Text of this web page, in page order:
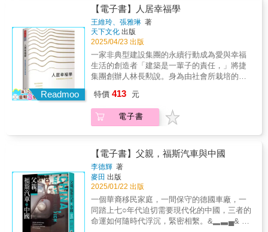
supply chains and build domestic chip
manufacturing capacity, understanding
TSMC's triumph is essential not just for
business leaders and technology enthusiasts,
but for anyone seeking to comprehend the
complex forces shaping our digital future.
increasingly turbulent waters of US–China
tensions while sustaining its remarkable
trajectory of innovation and growth?Chip
Champion takes readers inside the remarkable
story of TSMC's rise to global dominance.
Drawing on more than 30 years of extensive
interviews with industry insiders, employees,
unprecedented insight into how a Taiwanese
manufacturing pioneer transformed itself into
one of the world's most essential companies—
world scramble to secure semiconductor
supply chains and build domestic chip
manufacturing capacity, understanding
TSMC's triumph is essential not just for
business leaders and technology enthusiasts,
but for anyone seeking to comprehend the
complex forces shaping our digital future.
會過時。──阿洛．薩瑪 Alok Sama本書作者詳
實描寫了在摩根士丹利的職涯，以及在軟銀與
孫正義一同參與全球最知名科技公司的投資與
併購，包括：安謀、雅虎、輝達、TikTok、
Uber、T-Mobile、阿里巴巴和WeWork。▍在科
技領域流動的龐大資金，真能為我們帶來更美
好的繁榮願景？以成功與失敗為主軸，為讀者
展現豐富的業界秘辛、市場分析與商業洞見，
對許多知名的創業家有外界不曾見過的描繪，
人成長與反思，揭示科技投資的真實樣貌與背
後的人性戲碼。▍在觥籌交錯間，不可避免的
黑暗面我們也將追隨作者經歷一場宛如《大亨
各地，無論是中世紀城堡的露台、孫正義的專
屬餐廳和其精緻的日式花園，與一流企業執行
長和國家元首會談，卻也因身陷龐大資金陷
阱，最終導致了威脅其個人聲譽的抹黑暗鬥。
▍揭露了大型交易背後的談判過程與決策舞台
深入探討孫正義對於AI的願景及其獨特的領導
風格，以及科技產業的動向與脈動。▍給商業
Readmoo
【電子書】人居幸福學
王維玲、張雅琳 著
天下文化 出版
2025/04/23 出版
一家非典型建設集團的永續行動成為愛與幸福
生活的創造者「建築是一輩子的責任，」將捷
集團創辦人林長勲說。身為由社會所栽培的建
而是能夠回應時代需求、解決問題，並帶動社
會進步的有力動能。這一股使命感，是他一輩
子的責任，也傳承此給將捷集團每位同仁。也
產管理及修繕的一條龍整合服務，提供民眾更
安全的居住空間品質。在台灣都市化的過程
中，以尊重土地的態度，讓商業開發的決策同
時為社區帶來歷史傳承、活絡地方經濟、減少
環境負擔的永續影響力。當台灣邁向超高齡化
社會，長照設施卻嚴重不足，將捷團隊花了十
年的時間，規劃出符合兒童、青壯年及長者需
求的全齡型住宅，導入智慧化的設施設備，並
特價 413 元
電子書
【電子書】父親，福斯汽車與中國
李德輝 著
麥田 出版
2025/01/22 出版
一個華裔移民家庭，一間保守的德國車廠，一
同踏上七○年代迫切需要現代化的中國，三者的
命運如何隨時代浮沉，緊密相繫。&▂▃▄& &